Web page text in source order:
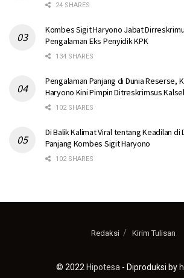
24 SHARES
Kombes Sigit Haryono Jabat
Pengalaman Eks Penyidik KPK
134 SHARES
Pengalaman Panjang di Dunia Reserse,
Haryono Kini Pimpin Ditreskrimsus Kalsel
102 SHARES
Di Balik Kalimat Viral tentang Keadilan di
Panjang Kombes Sigit Haryono
102 SHARES
Redaksi Kirim Tulisan
© 2022 Hipotesa - Diproduksi by